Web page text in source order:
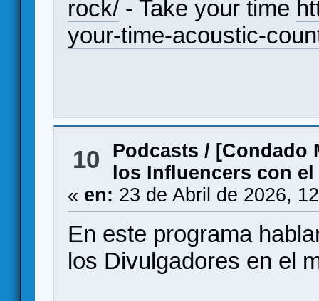
rock/ - Take your time
your-time-acoustic-
10 Podcasts / [Condado
los Influencers con
« en: 23 de Abril de 2026,
En este programa
los Divulgadores en el